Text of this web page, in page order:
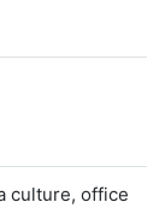
culture, office